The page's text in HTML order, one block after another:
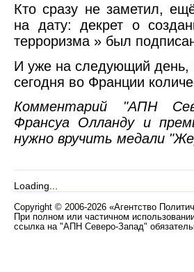
Кто сразу не заметил,
на дату: декрет о
терроризма » был
И уже на следующий день,
сегодня во Франции
Комментарий "АПН
Франсуа Олланду и
нужно вручить медали
Loading...
Copyright © 2006-2026 «Агентство
При полном или частичном
ссылка на "АПН Северо-Запад"